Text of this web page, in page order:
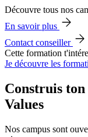
Découvre tous nos
En savoir plus
Contact conseiller
Cette formation
Je découvre les
Construis
Values
Nos campus sont